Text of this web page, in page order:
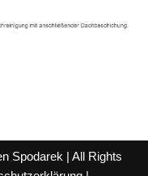
Spodarek | All Rights